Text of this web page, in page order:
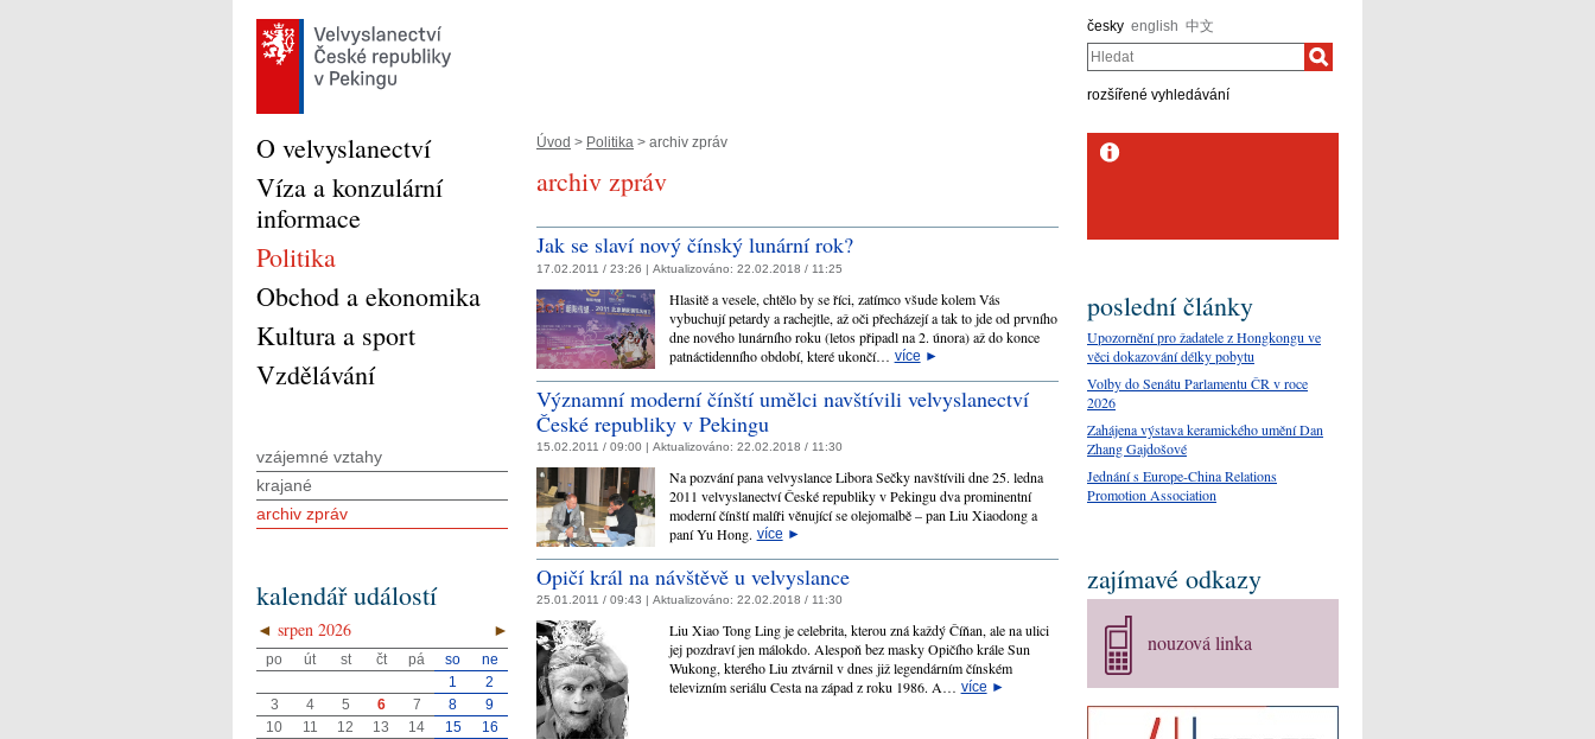
česky english 中文
Hledat
rozšířené vyhledávání
Úvod > Politika > archiv zpráv
archiv zpráv
Jak se slaví nový čínský lunární rok?
17.02.2011 / 23:26 | Aktualizováno: 22.02.2018 / 11:25
Hlasitě a vesele, chtělo by se říci, zatímco všude kolem Vás
vybuchují petardy a rachejtle, až oči přecházejí a tak to jde od prvního
dne nového lunárního roku (letos připadl na 2. února) až do konce
patnáctidenního období, které ukončí… více ►
Významní moderní čínští umělci navštívili velvyslanectví
České republiky v Pekingu
15.02.2011 / 09:00 | Aktualizováno: 22.02.2018 / 11:30
Na pozvání pana velvyslance Libora Sečky navštívili dne 25. ledna
2011 velvyslanectví České republiky v Pekingu dva prominentní
moderní čínští malíři věnující se olejomalbě – pan Liu Xiaodong a
paní Yu Hong. více ►
Opičí král na návštěvě u velvyslance
25.01.2011 / 09:43 | Aktualizováno: 22.02.2018 / 11:30
Liu Xiao Tong Ling je celebrita, kterou zná každý Číňan, ale na ulici
jej pozdraví jen málokdo. Alespoň bez masky Opičího krále Sun
Wukong, kterého Liu ztvárnil v dnes již legendárním čínském
televizním seriálu Cesta na západ z roku 1986. A… více ►
O velvyslanectví
Víza a konzulární
informace
Politika
Obchod a ekonomika
Kultura a sport
Vzdělávání
vzájemné vztahy
krajané
archiv zpráv
kalendář událostí
◄ ►
srpen 2026
po út st čt pá so
ne
1
2
3
4 5 6 7 8
9
10
11 12 13 14 15
16
poslední články
Upozornění pro žadatele z Hongkongu ve
věci dokazování délky pobytu
Volby do Senátu Parlamentu ČR v roce
2026
Zahájena výstava keramického umění Dan
Zhang Gajdošové
Jednání s Europe-China Relations
Promotion Association
zajímavé odkazy
nouzová linka